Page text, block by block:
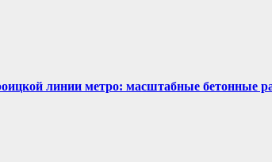
линии метро: масштабные бетонные